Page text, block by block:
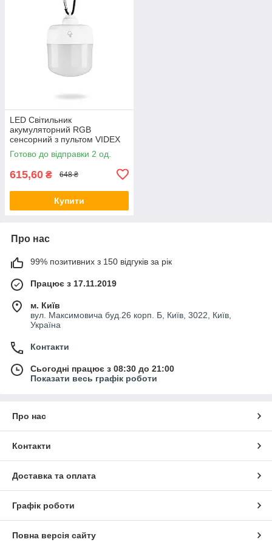
LED Світильник
акумуляторний RGB
сенсорний з пультом VIDEX
VL-NL103W-R
Готово до відправки 2 од.
615,60 ₴ 648 ₴
Купити
Про нас
99% позитивних з 150 відгуків за рік
Працює з 17.11.2019
м. Київ
вул. Максимовича буд.26 корп. Б, Київ, 3022, Київ,
Україна
Контакти
Сьогодні працює з 08:30 до 21:00
Показати весь графік роботи
Про нас
Контакти
Доставка та оплата
Графік роботи
Повна версія сайту